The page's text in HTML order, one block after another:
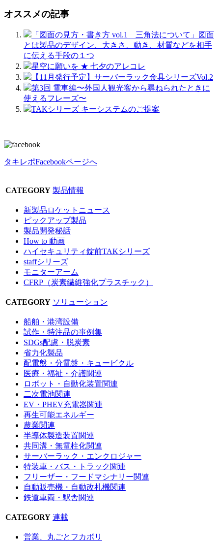
オススメの記事
「図面の見方・書き方 vol.1 三角法について」図面
とは製品のデザイン、大きさ、動き、材質などを相手
に伝える手段の１つ
星空に願いを ★ 七夕のアレコレ
【11月発行予定】サーバーラック金具シリーズVol.2
第3回 電車編〜外国人観光客から尋ねられたときに
使えるフレーズ〜
TAKシリーズ キーシステムのご提案
タキレポFacebookページへ
CATEGORY 製品情報
新製品ロケットニュース
ピックアップ製品
製品開発秘話
How to 動画
ハイセキュリティ錠前TAKシリーズ
staffシリーズ
モニターアーム
CFRP（炭素繊維強化プラスチック）
CATEGORY ソリューション
船舶・港湾設備
試作・特注品の事例集
SDGs配慮・脱炭素
省力化製品
配電盤・分電盤・キュービクル
医療・福祉・介護関連
ロボット・自動化装置関連
二次電池関連
EV・PHEV充電器関連
再生可能エネルギー
農業関連
半導体製造装置関連
共同溝・無電柱化関連
サーバーラック・エンクロジャー
特装車・バス・トラック関連
フリーザー・フードマシナリー関連
自動販売機・自動改札機関連
鉄道車両・駅舎関連
CATEGORY 連載
営業、丸ごとフカボリ